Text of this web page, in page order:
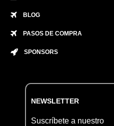
BLOG
PASOS DE COMPRA
SPONSORS
NEWSLETTER
Suscríbete a nuestro